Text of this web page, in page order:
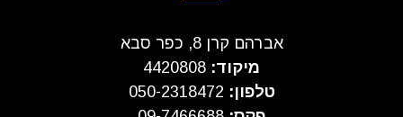
אברהם קרן 8, כפר סבא
מיקוד:
טלפון: